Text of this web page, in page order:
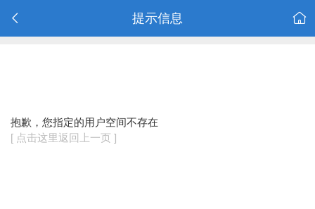
提示信息
抱歉，您指定的用户空间不存在
[ 点击这里返回上一页 ]